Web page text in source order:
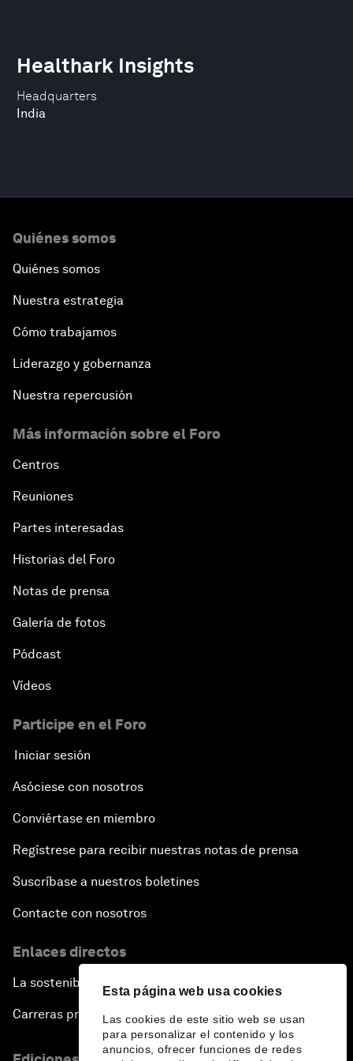
Esta página web usa cookies
Las cookies de este sitio web se usan
para personalizar el contenido y los
anuncios, ofrecer funciones de redes
Headquarters
India
Healthark Insights
Quiénes somos
Quiénes somos
Nuestra estrategia
Cómo trabajamos
Liderazgo y gobernanza
Nuestra repercusión
Más información sobre el Foro
Centros
Reuniones
Partes interesadas
Historias del Foro
Notas de prensa
Galería de fotos
Pódcast
Vídeos
Participe en el Foro
Iniciar sesión
Asóciese con nosotros
Conviértase en miembro
Regístrese para recibir nuestras notas de prensa
Suscríbase a nuestros boletines
Contacte con nosotros
Enlaces directos
La sostenibilidad en el Foro
Carreras profesionales